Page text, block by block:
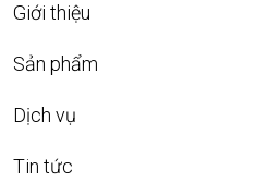
Giới thiệu
Sản phẩm
Dịch vụ
Tin tức